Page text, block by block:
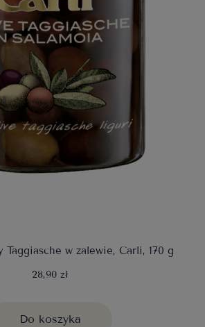
w zalewie, Carli, 170 g
28,90 zł
Do koszyka